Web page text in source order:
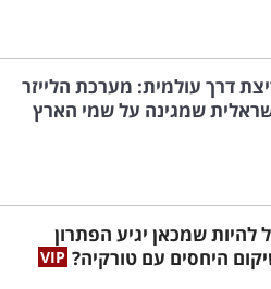
דרך עולמית: מערכת הלייזר
שמגינה על שמי הארץ
להיות שמכאן יגיע הפתרון
היחסים עם טורקיה?